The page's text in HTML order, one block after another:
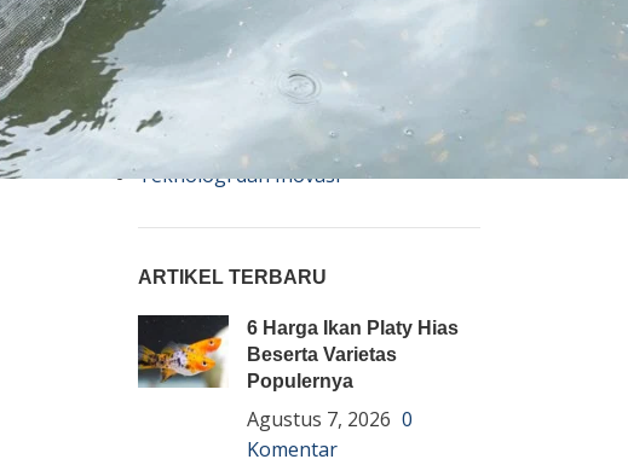
Event
Informasi Lain
Pembenihan Ikan
Pembesaran Ikan
Teknologi dan Inovasi
ARTIKEL TERBARU
6 Harga Ikan Platy Hias
Beserta Varietas
Populernya
Agustus 7, 2026 0
Komentar